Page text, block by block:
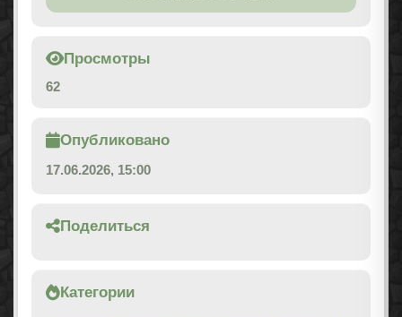
Просмотры
62
Опубликовано
17.06.2026, 15:00
Поделиться
Категории